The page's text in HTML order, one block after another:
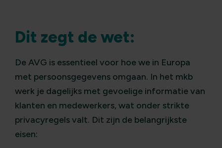
Dit zegt de wet:
De AVG is essentieel voor hoe we in Europa
met persoonsgegevens omgaan. In het mkb
werk je dagelijks met gevoelige informatie van
klanten en medewerkers, wat onder strikte
privacyregels valt. Dit zijn de belangrijkste
eisen: